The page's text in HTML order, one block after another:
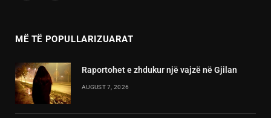
MË TË POPULLARIZUARAT
Raportohet e zhdukur një vajzë në Gjilan
AUGUST 7, 2026